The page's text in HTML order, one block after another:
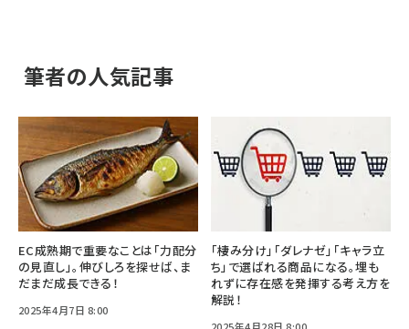
筆者の人気記事
EC成熟期で重要なことは「力配分
の見直し」。伸びしろを探せば、ま
だまだ成長できる！
2025年4月7日 8:00
「棲み分け」「ダレナゼ」「キャラ立
ち」で選ばれる商品になる。埋も
れずに存在感を発揮する考え方を
解説！
2025年4月28日 8:00